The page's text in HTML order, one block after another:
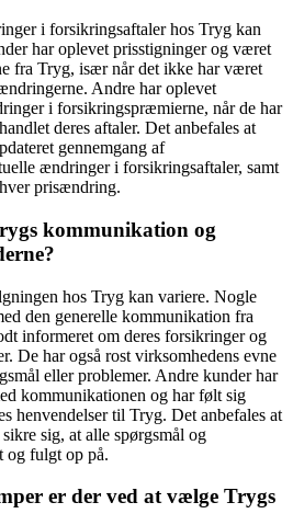
i forsikringsaftaler hos Tryg kan
har oplevet prisstigninger og været
fra Tryg, især når det ikke har været
Andre har oplevet
i forsikringspræmierne, når de har
deres aftaler. Det anbefales at
gennemgang af
ændringer i forsikringsaftaler, samt
prisændring.
kommunikation og
hos Tryg kan variere. Nogle
den generelle kommunikation fra
informeret om deres forsikringer og
De har også rost virksomhedens evne
eller problemer. Andre kunder har
kommunikationen og har følt sig
henvendelser til Tryg. Det anbefales at
sig, at alle spørgsmål og
og fulgt op på.
er der ved at vælge Trygs